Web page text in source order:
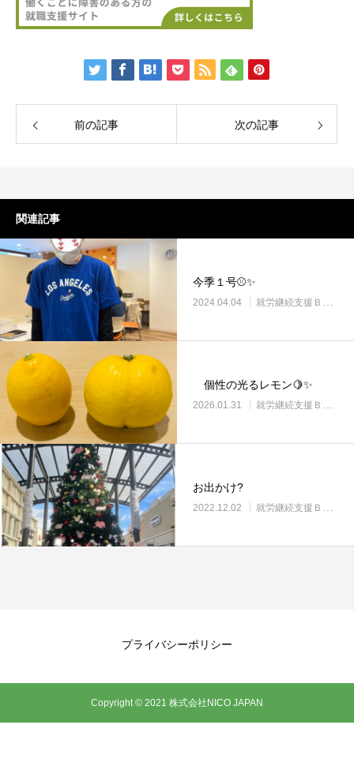
前の記事 次の記事
関連記事
今季１号⚾✨
2024.04.04 就労継続支援Ｂ型・ニコプレイス
個性の光るレモン🍋✨
2026.01.31 就労継続支援Ｂ型・ニコプレイス
お出かけ?
2022.12.02 就労継続支援Ｂ型・ニコプレイス
プライバシーポリシー
Copyright © 2021 株式会社NICO JAPAN